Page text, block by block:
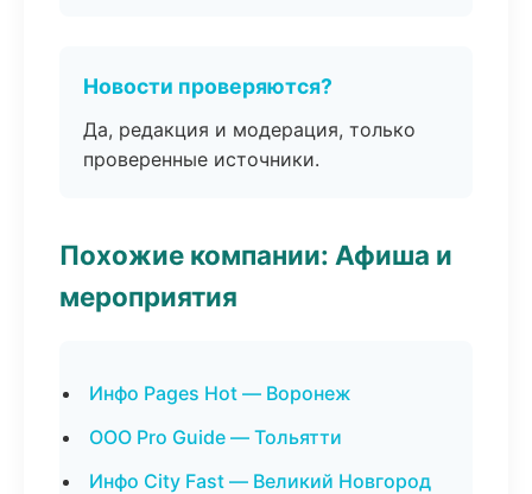
Новости проверяются?
Да, редакция и модерация, только
проверенные источники.
Похожие компании: Афиша и
мероприятия
Инфо Pages Hot — Воронеж
ООО Pro Guide — Тольятти
Инфо City Fast — Великий Новгород